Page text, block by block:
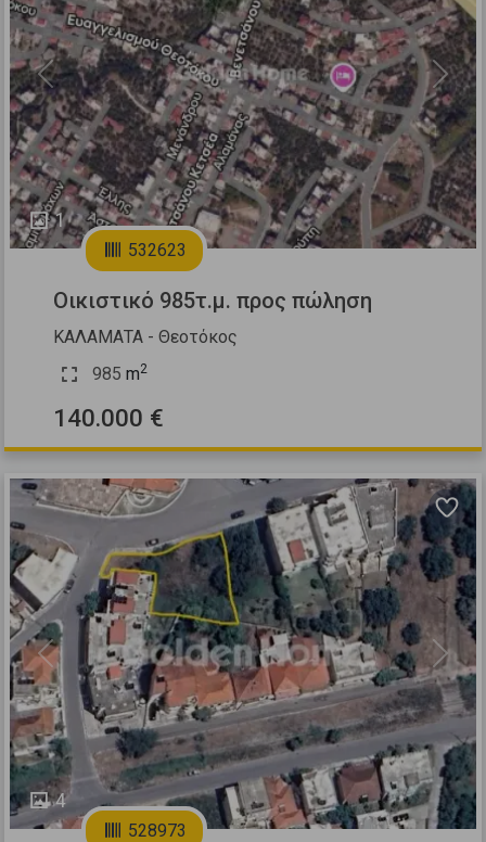
1
Previous Next
532623
Οικιστικό 985τ.μ. προς πώληση
ΚΑΛΑΜΑΤΑ - Θεοτόκος
985 m2
140.000 €
4
Previous Next
528973